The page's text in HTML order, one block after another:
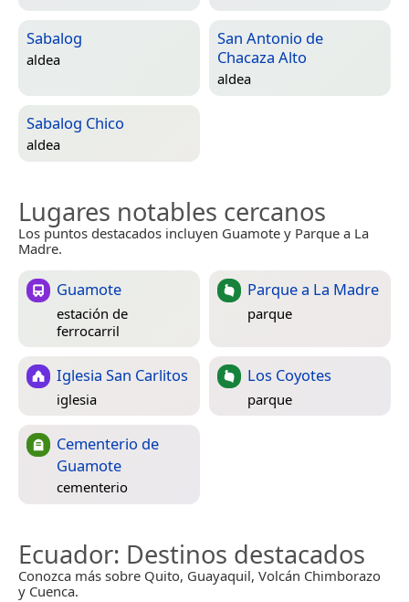
Sabalog
aldea
San Antonio de
Chacaza Alto
aldea
Sabalog Chico
aldea
Lugares notables cercanos
Los puntos destacados incluyen Guamote y Parque a La
Madre.
Guamote
estación de
ferrocarril
Parque a La Madre
parque
Iglesia San Carlitos
iglesia
Los Coyotes
parque
Cementerio de
Guamote
cementerio
Ecuador: Destinos destacados
Conozca más sobre Quito, Guayaquil, Volcán Chimborazo
y Cuenca.